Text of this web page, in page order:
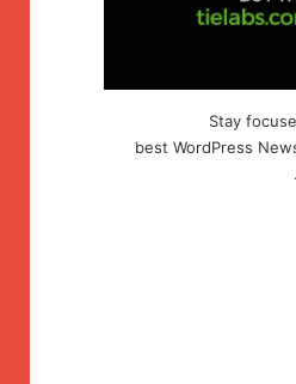
Stay
best WordPress